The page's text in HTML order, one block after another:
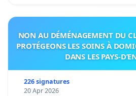
NON AU DÉMÉNAGEMENT DU
PROTÉGEONS LES SOINS À
DANS LES PAYS-
226 signatures
20 Apr 2026